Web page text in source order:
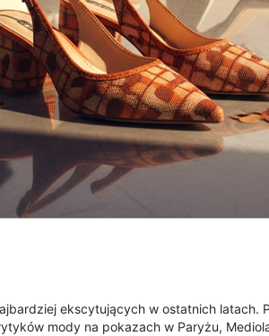
ekscytujących w ostatnich latach.
mody na pokazach w Paryżu,